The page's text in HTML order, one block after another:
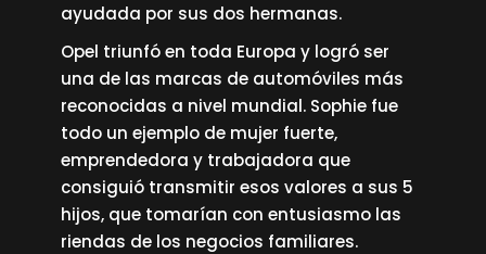
ayudada por sus dos hermanas.
Opel triunfó en toda Europa y logró ser
una de las marcas de automóviles más
reconocidas a nivel mundial. Sophie fue
todo un ejemplo de mujer fuerte,
emprendedora y trabajadora que
consiguió transmitir esos valores a sus 5
hijos, que tomarían con entusiasmo las
riendas de los negocios familiares.